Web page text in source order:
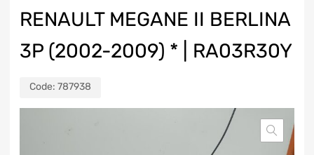
RENAULT MEGANE II BERLINA
3P (2002-2009) * | RA03R30Y
Code: 787938